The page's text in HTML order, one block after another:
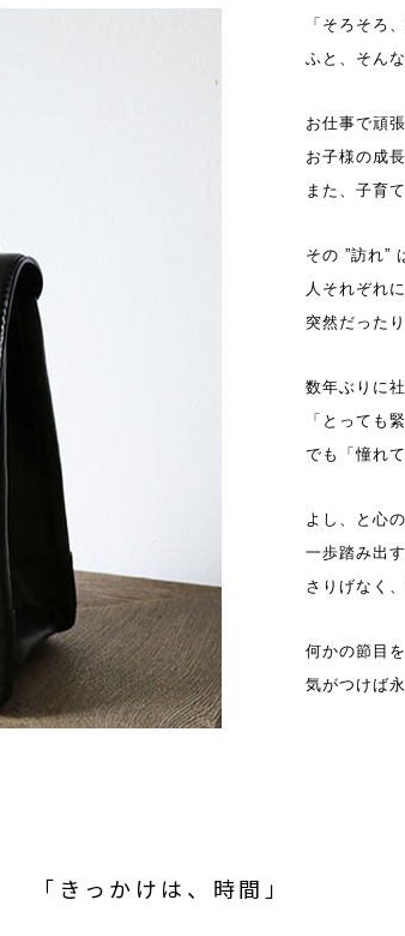
「そろそろ
ふと、そん
お仕事で頑
お子様の成
また、子育
その ”訪れ”
人それぞれ
突然だったり
数年ぶりに
「とっても
でも「憧れ
よし、と心
一歩踏み出
さりげなく
何かの節目
気がつけば
「きっかけは、時間」